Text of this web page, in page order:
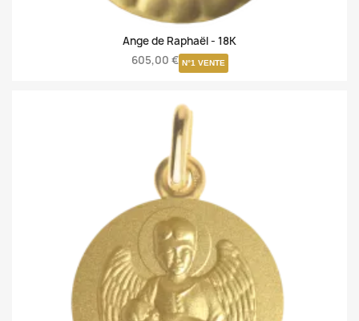
Ange de Raphaël - 18K
605,00 € N°1 VENTE